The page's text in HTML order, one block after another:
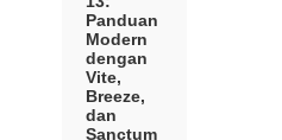
dan kuat
yang
digunakan
oleh
banyak
penge...
Panduan
Modern
dengan
Vite,
Breeze,
dan
Sanctum